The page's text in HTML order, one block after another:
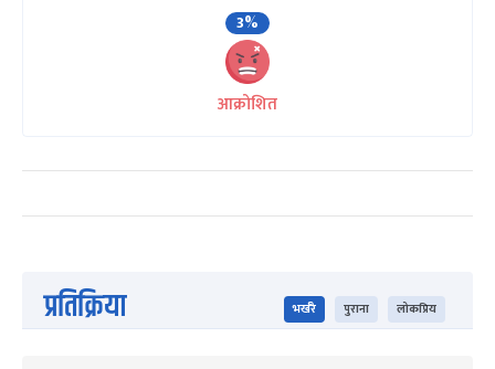
3%
आक्रोशित
प्रतिक्रिया भर्खरै पुराना लोकप्रिय